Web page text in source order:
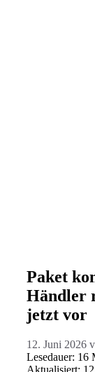
Paket
Händler
jetzt vor
12. Juni 2026
Lesedauer: 16
Aktualisiert: